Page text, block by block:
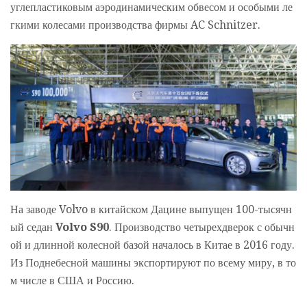
углепластиковым аэродинамическим обвесом и особыми ле
гкими колесами производства фирмы AC Schnitzer.
На заводе Volvo в китайском Дацине выпущен 100-тысячн
ый седан Volvo S90. Производство четырехдверок с обычн
ой и длинной колесной базой началось в Китае в 2016 году.
Из Поднебесной машины экспортируют по всему миру, в то
м числе в США и Россию.